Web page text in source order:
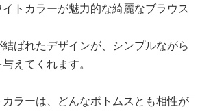
トカラーが魅力的な綺麗なブラウス
ばれたデザインが、シンプルながら
えてくれます。
ラーは、どんなボトムスとも相性が